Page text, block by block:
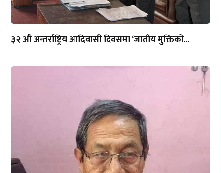
३२ औँ अन्तर्राष्ट्रिय आदिवासी दिवसमा ‘जातीय मुक्तिको...